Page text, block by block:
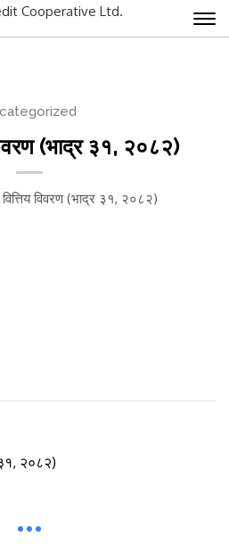
(भाद्र ३१, २०८२)
विवरण (भाद्र ३१, २०८२)
२०८२)